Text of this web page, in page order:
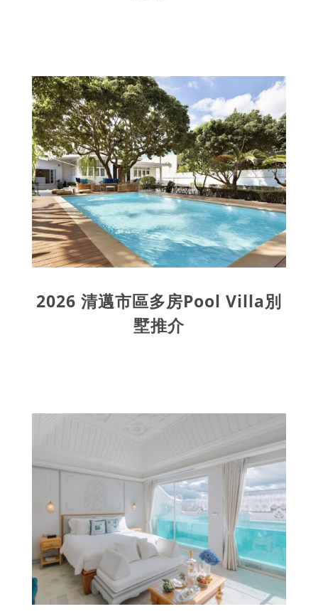
2026 清邁市區多房Pool Villa別
墅推介